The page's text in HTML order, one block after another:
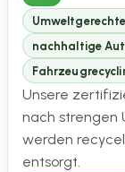
nachhaltige
Unsere
nach strengen
werden
entsorgt.